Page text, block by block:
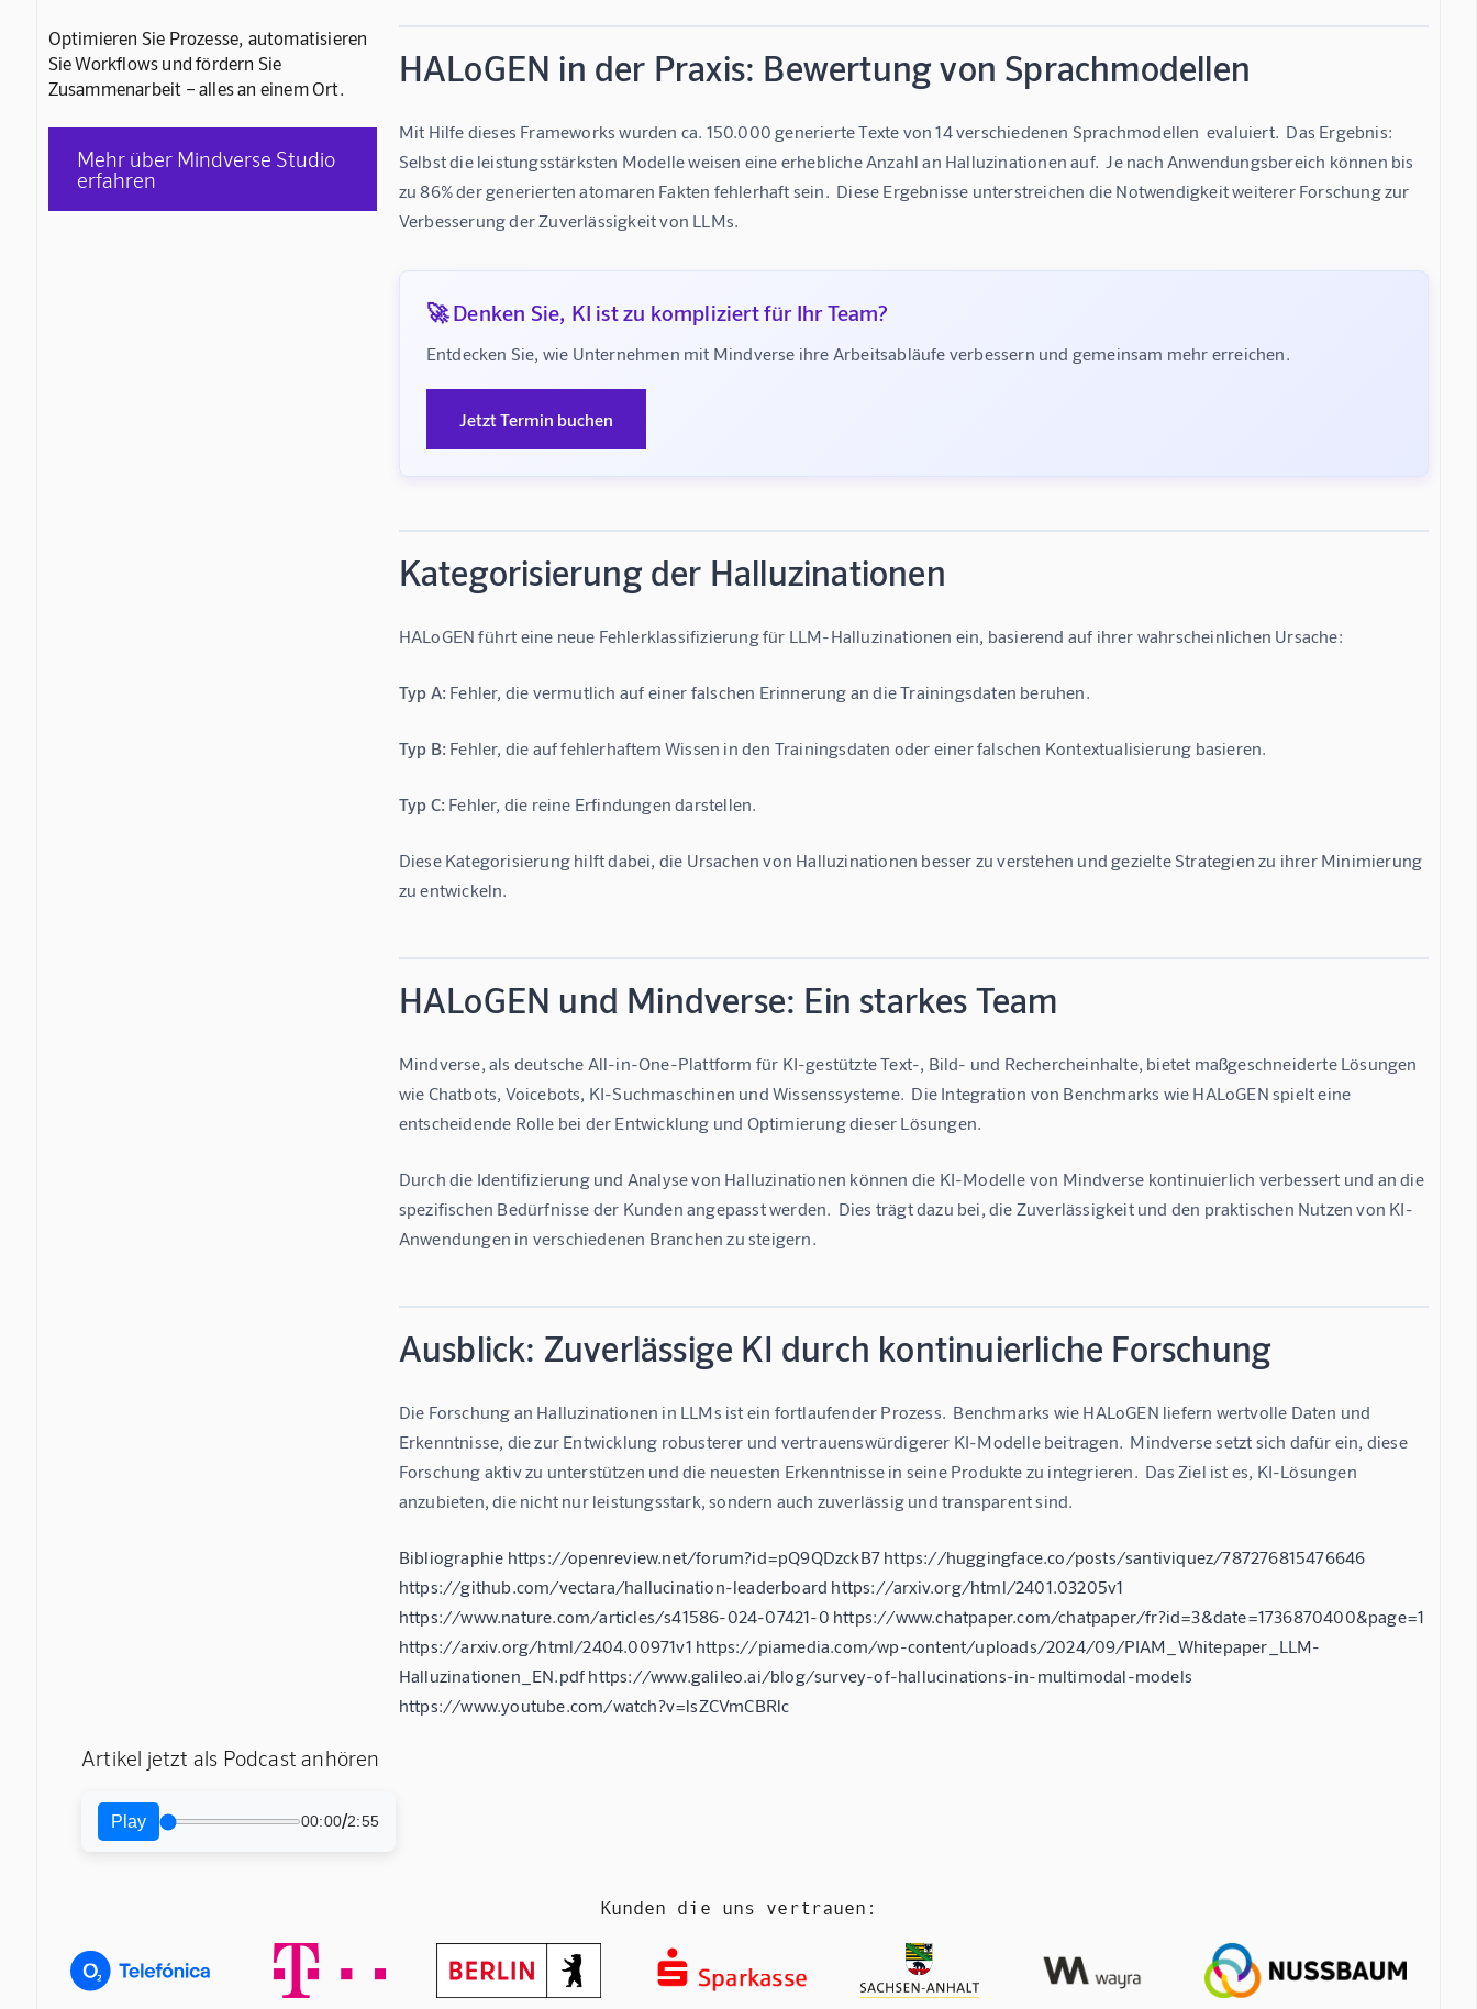
Optimieren Sie Prozesse, automatisieren
Sie Workflows und fördern Sie
Zusammenarbeit – alles an einem Ort.
Mehr über Mindverse Studio
erfahren
HALoGEN in der Praxis: Bewertung von Sprachmodellen
Mit Hilfe dieses Frameworks wurden ca. 150.000 generierte Texte von 14 verschiedenen Sprachmodellen  evaluiert.  Das Ergebnis:
Selbst die leistungsstärksten Modelle weisen eine erhebliche Anzahl an Halluzinationen auf.  Je nach Anwendungsbereich können bis
zu 86% der generierten atomaren Fakten fehlerhaft sein.  Diese Ergebnisse unterstreichen die Notwendigkeit weiterer Forschung zur
Verbesserung der Zuverlässigkeit von LLMs.
🚀 Denken Sie, KI ist zu kompliziert für Ihr Team?
Entdecken Sie, wie Unternehmen mit Mindverse ihre Arbeitsabläufe verbessern und gemeinsam mehr erreichen.
Jetzt Termin buchen
Kategorisierung der Halluzinationen
HALoGEN führt eine neue Fehlerklassifizierung für LLM-Halluzinationen ein, basierend auf ihrer wahrscheinlichen Ursache:
Typ A: Fehler, die vermutlich auf einer falschen Erinnerung an die Trainingsdaten beruhen.
Typ B: Fehler, die auf fehlerhaftem Wissen in den Trainingsdaten oder einer falschen Kontextualisierung basieren.
Typ C: Fehler, die reine Erfindungen darstellen.
Diese Kategorisierung hilft dabei, die Ursachen von Halluzinationen besser zu verstehen und gezielte Strategien zu ihrer Minimierung
zu entwickeln.
HALoGEN und Mindverse: Ein starkes Team
Mindverse, als deutsche All-in-One-Plattform für KI-gestützte Text-, Bild- und Rechercheinhalte, bietet maßgeschneiderte Lösungen
wie Chatbots, Voicebots, KI-Suchmaschinen und Wissenssysteme.  Die Integration von Benchmarks wie HALoGEN spielt eine
entscheidende Rolle bei der Entwicklung und Optimierung dieser Lösungen.
Durch die Identifizierung und Analyse von Halluzinationen können die KI-Modelle von Mindverse kontinuierlich verbessert und an die
spezifischen Bedürfnisse der Kunden angepasst werden.  Dies trägt dazu bei, die Zuverlässigkeit und den praktischen Nutzen von KI-
Anwendungen in verschiedenen Branchen zu steigern.
Ausblick: Zuverlässige KI durch kontinuierliche Forschung
Die Forschung an Halluzinationen in LLMs ist ein fortlaufender Prozess.  Benchmarks wie HALoGEN liefern wertvolle Daten und
Erkenntnisse, die zur Entwicklung robusterer und vertrauenswürdigerer KI-Modelle beitragen.  Mindverse setzt sich dafür ein, diese
Forschung aktiv zu unterstützen und die neuesten Erkenntnisse in seine Produkte zu integrieren.  Das Ziel ist es, KI-Lösungen
anzubieten, die nicht nur leistungsstark, sondern auch zuverlässig und transparent sind.
Bibliographie https://openreview.net/forum?id=pQ9QDzckB7 https://huggingface.co/posts/santiviquez/787276815476646
https://github.com/vectara/hallucination-leaderboard https://arxiv.org/html/2401.03205v1
https://www.nature.com/articles/s41586-024-07421-0 https://www.chatpaper.com/chatpaper/fr?id=3&date=1736870400&page=1
https://arxiv.org/html/2404.00971v1 https://piamedia.com/wp-content/uploads/2024/09/PIAM_Whitepaper_LLM-
Halluzinationen_EN.pdf https://www.galileo.ai/blog/survey-of-hallucinations-in-multimodal-models
https://www.youtube.com/watch?v=lsZCVmCBRlc
Artikel jetzt als Podcast anhören
Play 00:00/2:55
Kunden die uns vertrauen: